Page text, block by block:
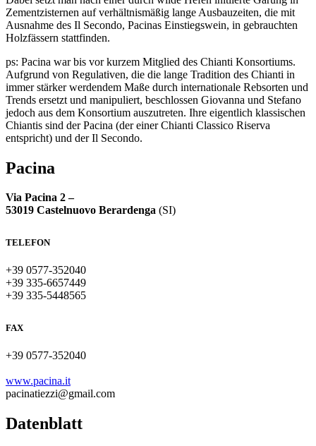
Zementzisternen auf verhältnismäßig lange Ausbauzeiten, die mit
Ausnahme des Il Secondo, Pacinas Einstiegswein, in gebrauchten
Holzfässern stattfinden.
ps: Pacina war bis vor kurzem Mitglied des Chianti Konsortiums.
Aufgrund von Regulativen, die die lange Tradition des Chianti in
immer stärker werdendem Maße durch internationale Rebsorten und
Trends ersetzt und manipuliert, beschlossen Giovanna und Stefano
jedoch aus dem Konsortium auszutreten. Ihre eigentlich klassischen
Chiantis sind der Pacina (der einer Chianti Classico Riserva
entspricht) und der Il Secondo.
Pacina
Via Pacina 2 –
53019 Castelnuovo Berardenga (SI)
TELEFON
+39 0577-352040
+39 335-6657449
+39 335-5448565
FAX
+39 0577-352040
www.pacina.it
pacinatiezzi@gmail.com
Datenblatt